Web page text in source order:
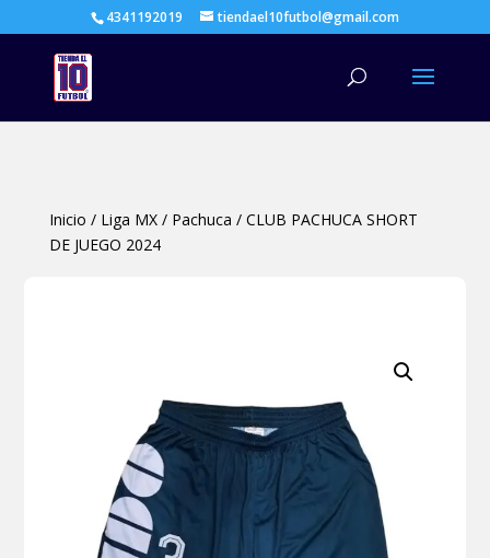
4341192019 tiendael10futbol@gmail.com
Inicio / Liga MX/ Pachuca / CLUB PACHUCA SHORT
DE JUEGO 2024